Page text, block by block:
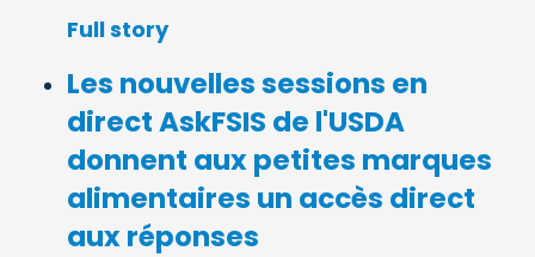
Full story
Les nouvelles sessions en
direct AskFSIS de l'USDA
donnent aux petites marques
alimentaires un accès direct
aux réponses